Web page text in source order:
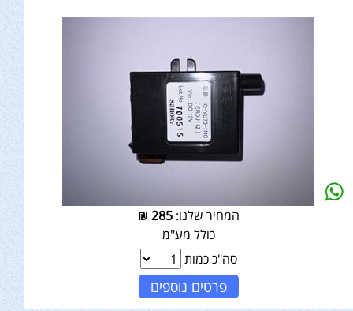
המחיר שלנו:285
₪
כולל מע"מ
סה"כ כמות
פרטים נוספים